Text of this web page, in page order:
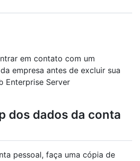
em contato com um
empresa antes de excluir sua
Enterprise Server
dos dados da conta
pessoal, faça uma cópia de